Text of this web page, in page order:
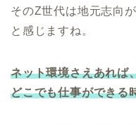
そのZ世代は地元志向
と感じますね。
ネット環境さえあれば
どこでも仕事ができる